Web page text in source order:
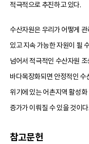
적극적으로 추진하고 있다.
수산자원은 우리가 어떻게
있고 지속 가능한 자원이 될
넘어서 적극적인 수산자원
바다목장화되면 안정적인
위기에 있는 어촌지역 활성
증가가 이뤄질 수 있을 것이다.
참고문헌